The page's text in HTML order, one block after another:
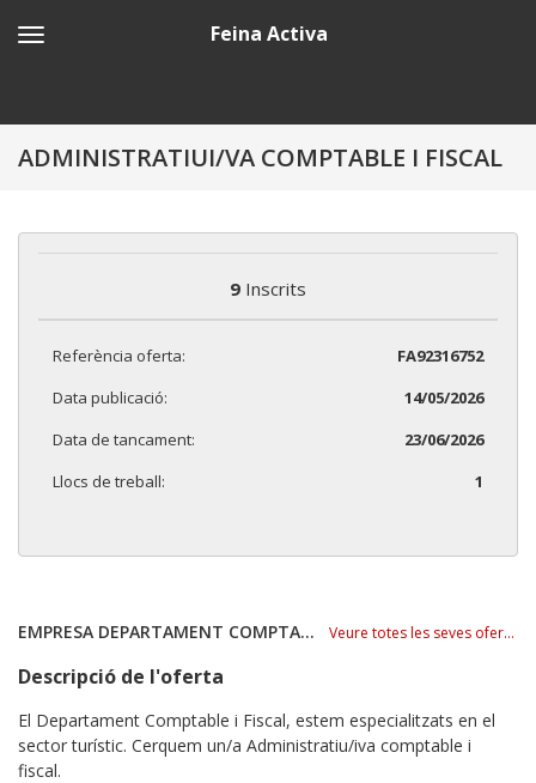
Feina Activa
ADMINISTRATIUI/VA COMPTABLE I FISCAL
9 Inscrits
Referència oferta:
FA92316752
Data publicació:
14/05/2026
Data de tancament:
23/06/2026
Llocs de treball:
1
EMPRESA DEPARTAMENT COMPTABLE Veure totes les seves ofertes
Descripció de l'oferta
El Departament Comptable i Fiscal, estem especialitzats en el
sector turístic. Cerquem un/a Administratiu/iva comptable i
fiscal.